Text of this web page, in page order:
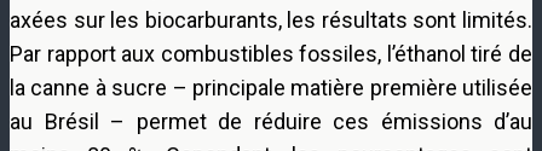
axées sur les biocarburants, les résultats sont limités.
Par rapport aux combustibles fossiles, l’éthanol tiré de
la canne à sucre – principale matière première utilisée
au Brésil – permet de réduire ces émissions d’au